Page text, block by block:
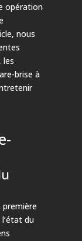
opération
nous
les
brise à
première
du